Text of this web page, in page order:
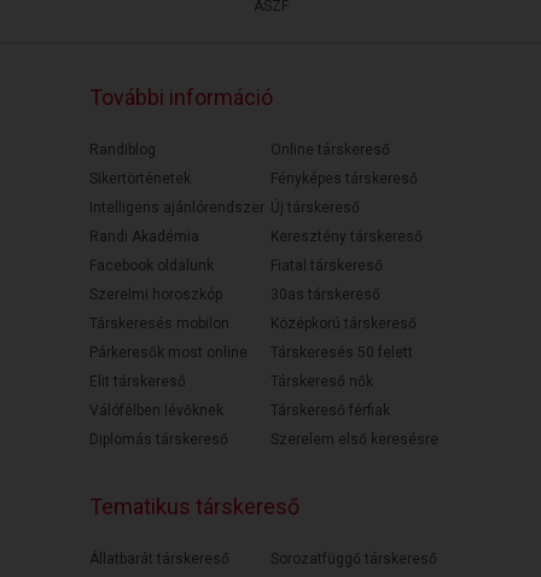
ÁSZF
További információ
Randiblog
Sikertörténetek
Intelligens ajánlórendszer
Randi Akadémia
Facebook oldalunk
Szerelmi horoszkóp
Társkeresés mobilon
Párkeresők most online
Elit társkereső
Válófélben lévőknek
Diplomás társkereső
Online társkereső
Fényképes társkereső
Új társkereső
Keresztény társkereső
Fiatal társkereső
30as társkereső
Középkorú társkereső
Társkeresés 50 felett
Társkereső nők
Társkereső férfiak
Szerelem első keresésre
Tematikus társkereső
Állatbarát társkereső
Sorozatfüggő társkereső